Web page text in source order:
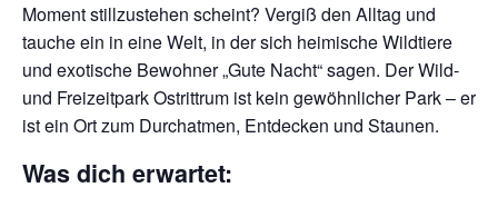
Moment stillzustehen scheint? Vergiß den Alltag und
tauche ein in eine Welt, in der sich heimische Wildtiere
und exotische Bewohner „Gute Nacht“ sagen. Der Wild-
und Freizeitpark Ostrittrum ist kein gewöhnlicher Park – er
ist ein Ort zum Durchatmen, Entdecken und Staunen.
Was dich erwartet: